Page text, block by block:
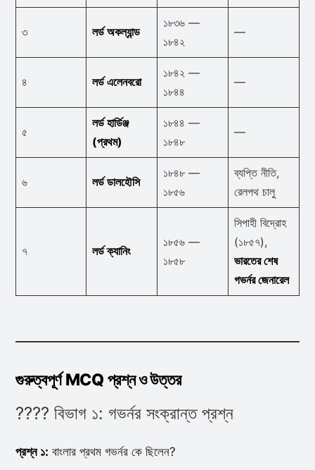
৩ লর্ড অকল্যান্ড
১৮৩৬ —
১৮৪২
—
৪ লর্ড এলেনবরো
১৮৪২ —
১৮৪৪
—
৫
লর্ড হার্ডিঞ্জ
(প্রথম)
১৮৪৪ —
১৮৪৮
—
৬ লর্ড ডালহৌসি
১৮৪৮ —
১৮৫৬
ব্যপ্তি নীতি,
রেলপথ চালু
৭ লর্ড ক্যানিং
১৮৫৬ —
১৮৫৮
সিপাহী বিদ্রোহ
(১৮৫৭),
ভারতের শেষ
গভর্নর জেনারেল
গুরুত্বপূর্ণ MCQ প্রশ্ন ও উত্তর
???? বিভাগ ১: গভর্নর সংক্রান্ত প্রশ্ন
প্রশ্ন ১: বাংলার প্রথম গভর্নর কে ছিলেন?